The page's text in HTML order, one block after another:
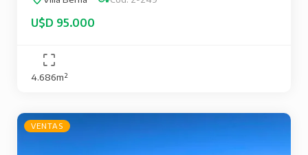
U$D 95.000
4.686m²
VENTAS